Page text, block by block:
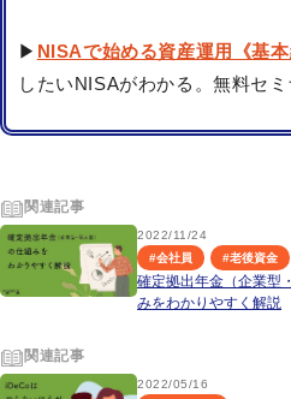
▶ NISAで始める資産運用《基本
したいNISAがわかる。無料セミ
関連記事
2022/11/24
#会社員 #老後資金
確定拠出年金（企業型
みをわかりやすく解説
関連記事
2022/05/16